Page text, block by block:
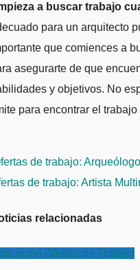
a buscar trabajo
para un arquitecto
que comiences a
asegurarte de que
y objetivos. No
para encontrar el trabajo
de trabajo: Arqueólogo
de trabajo: Artista
relacionadas
Ofertas de Trabajo